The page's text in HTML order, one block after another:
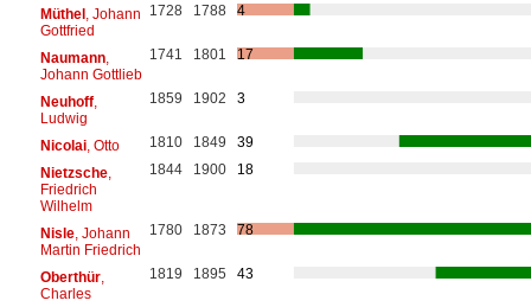
Müthel, Johann
Gottfried
1728 1788 4
Naumann,
Johann Gottlieb
1741 1801 17
Neuhoff,
Ludwig
1859 1902 3
Nicolai, Otto 1810 1849
39
Nietzsche,
Friedrich
Wilhelm
1844 1900 18
Nisle, Johann
Martin Friedrich
1780 1873 78
Oberthür,
Charles
1819 1895 43